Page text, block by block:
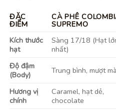
ĐẶC
ĐIỂM
CÀ PHÊ
SUPREMO
Kích thước
hạt
Sàng 17/18 (Hạt
nhất)
Độ đậm
(Body)
Trung bình, mượt mà
Hương vị
chính
Caramel, hạt dẻ,
chocolate